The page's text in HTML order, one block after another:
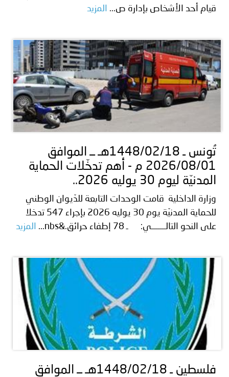
قيام أحد الأشخاص بإدارة ص...
المزيد
تُونس ـ 1448/02/18هـ ــ الموافق
2026/08/01 م - أهم تدخّلات الحماية
المدنيّة ليوم 30 يوليه 2026..
وزارة الداخلية قامت الوحدات التابعة للدّيوان الوطني
للحماية المدنيّة يوم 30 يوليه 2026 بإجراء 547 تدخلا
على النحو التالـــــــي: ـ 78 إطفاء حرائق.&nbs...
المزيد
فلسطين ـ 1448/02/18هـ ــ الموافق